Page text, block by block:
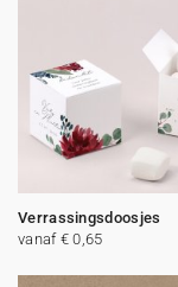
Verrassingsdoosjes
vanaf € 0,65